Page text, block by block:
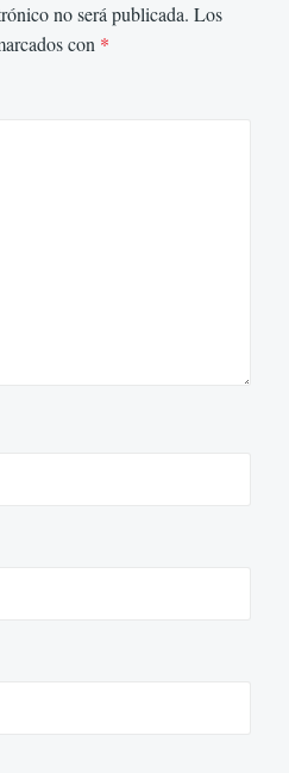
no será publicada. Los
con *